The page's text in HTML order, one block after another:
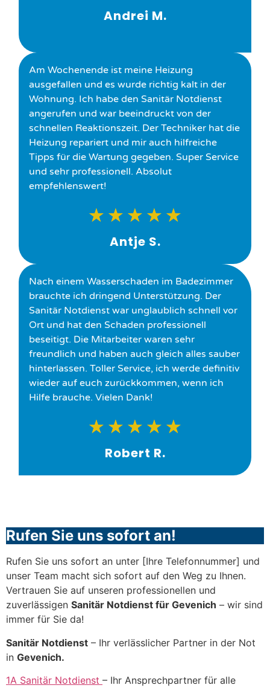
Andrei M.
Am Wochenende ist meine Heizung
ausgefallen und es wurde richtig kalt in der
Wohnung. Ich habe den Sanitär Notdienst
angerufen und war beeindruckt von der
schnellen Reaktionszeit. Der Techniker hat die
Heizung repariert und mir auch hilfreiche
Tipps für die Wartung gegeben. Super Service
und sehr professionell. Absolut
empfehlenswert!
★ ★ ★ ★ ★
Antje S.
Nach einem Wasserschaden im Badezimmer
brauchte ich dringend Unterstützung. Der
Sanitär Notdienst war unglaublich schnell vor
Ort und hat den Schaden professionell
beseitigt. Die Mitarbeiter waren sehr
freundlich und haben auch gleich alles sauber
hinterlassen. Toller Service, ich werde definitiv
wieder auf euch zurückkommen, wenn ich
Hilfe brauche. Vielen Dank!
★ ★ ★ ★ ★
Robert R.
Rufen Sie uns sofort an!
Rufen Sie uns sofort an unter [Ihre Telefonnummer] und
unser Team macht sich sofort auf den Weg zu Ihnen.
Vertrauen Sie auf unseren professionellen und
zuverlässigen Sanitär Notdienst für Gevenich – wir sind
immer für Sie da!
Sanitär Notdienst – Ihr verlässlicher Partner in der Not
in Gevenich.
1A Sanitär Notdienst – Ihr Ansprechpartner für alle